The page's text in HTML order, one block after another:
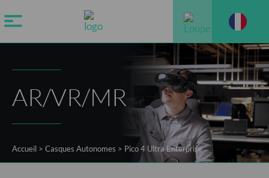
AR/VR/MR
Accueil > Casques Autonomes > Pico 4 Ultra Enterprise